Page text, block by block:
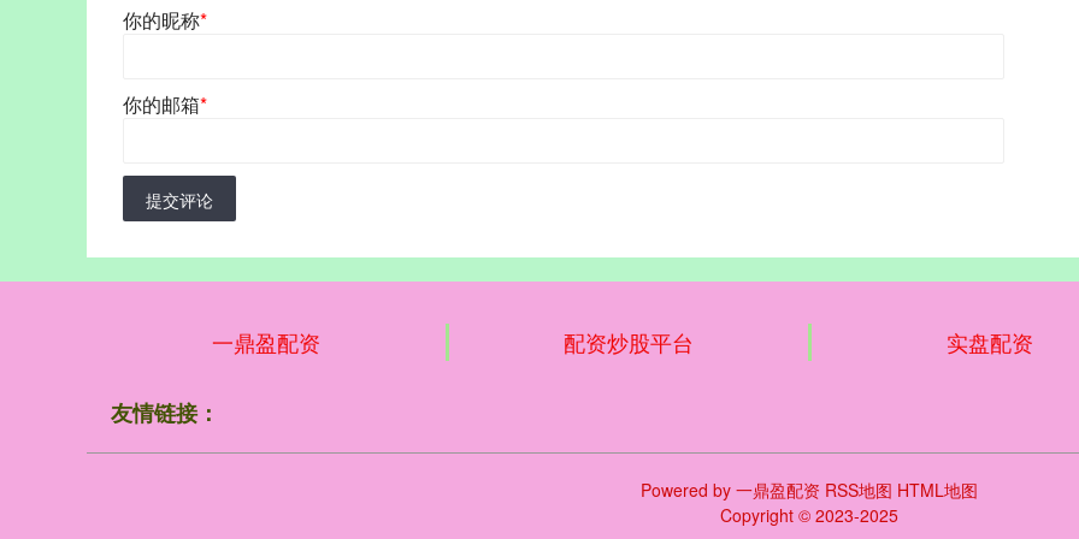
你的昵称*
你的邮箱*
提交评论
一鼎盈配资 配资炒股平台 实盘配资
友情链接：
Powered by 一鼎盈配资 RSS地图 HTML地图
Copyright © 2023-2025